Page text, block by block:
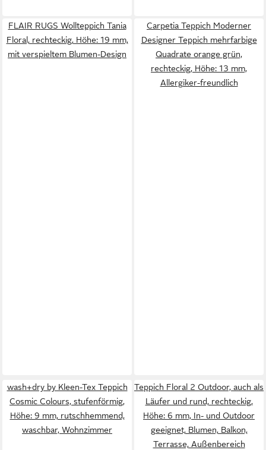
FLAIR RUGS Wollteppich Tania
Floral, rechteckig, Höhe: 19 mm,
mit verspieltem Blumen-Design
Carpetia Teppich Moderner
Designer Teppich mehrfarbige
Quadrate orange grün,
rechteckig, Höhe: 13 mm,
Allergiker-freundlich
wash+dry by Kleen-Tex Teppich
Cosmic Colours, stufenförmig,
Höhe: 9 mm, rutschhemmend,
waschbar, Wohnzimmer
Teppich Floral 2 Outdoor, auch als
Läufer und rund, rechteckig,
Höhe: 6 mm, In- und Outdoor
geeignet, Blumen, Balkon,
Terrasse, Außenbereich